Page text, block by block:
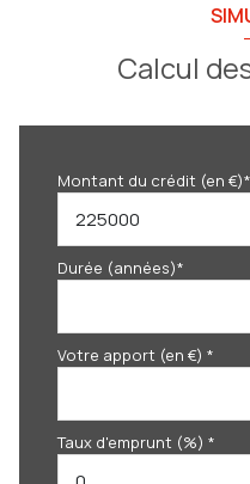
Calcul
Montant du crédit (en €)*
Durée (années)*
Votre apport (en €) *
Taux d'emprunt (%) *